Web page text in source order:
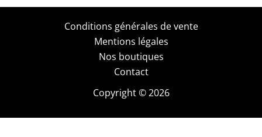
Conditions générales de vente
Mentions légales
Nos boutiques
Contact
Copyright © 2026